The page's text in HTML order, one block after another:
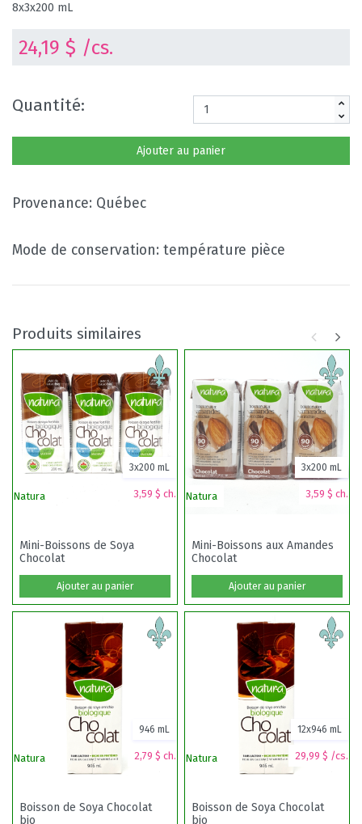
8x3x200 mL
24,19 $ /cs.
Quantité:
Ajouter au panier
Provenance: Québec
Mode de conservation: température pièce
Produits similaires
Natura 3,59 $ ch.
3x200 mL
Mini-Boissons de Soya
Chocolat
Ajouter au panier
Natura 3,59 $ ch.
3x200 mL
Mini-Boissons aux Amandes
Chocolat
Ajouter au panier
Natura 2,79 $ ch.
946 mL
Boisson de Soya Chocolat
bio
Natura 29,99 $ /cs.
12x946 mL
Boisson de Soya Chocolat
bio